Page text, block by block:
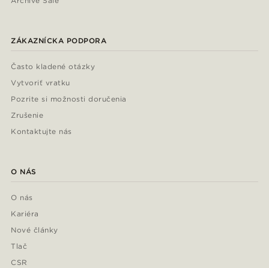
ZÁKAZNÍCKA PODPORA
Často kladené otázky
Vytvoriť vratku
Pozrite si možnosti doručenia
Zrušenie
Kontaktujte nás
O NÁS
O nás
Kariéra
Nové články
Tlač
CSR